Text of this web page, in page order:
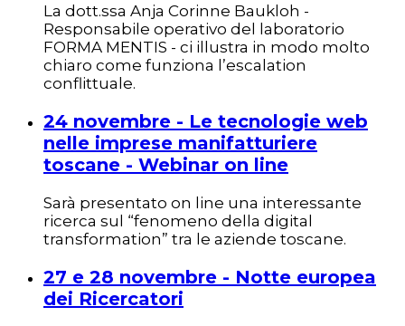
La dott.ssa Anja Corinne Baukloh -
Responsabile operativo del laboratorio
FORMA MENTIS - ci illustra in modo molto
chiaro come funziona l’escalation
conflittuale.
24 novembre - Le tecnologie web
nelle imprese manifatturiere
toscane - Webinar on line
Sarà presentato on line una interessante
ricerca sul “fenomeno della digital
transformation” tra le aziende toscane.
27 e 28 novembre - Notte europea
dei Ricercatori